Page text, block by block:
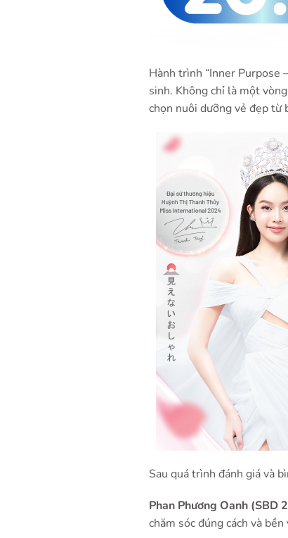
Hành trình “Inner Purpose
sinh. Không chỉ là một
chọn nuôi dưỡng vẻ đẹp từ
Sau quá trình đánh giá và
Phan Phương Oanh (SBD
chăm sóc đúng cách và